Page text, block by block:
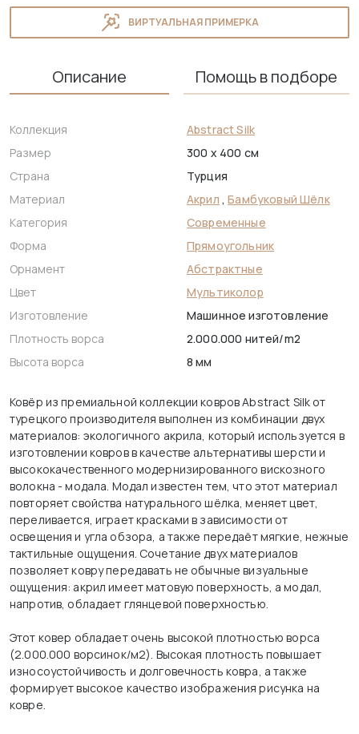
ВИРТУАЛЬНАЯ ПРИМЕРКА
Описание Помощь в подборе
Коллекция
Abstract Silk
Размер
300 x 400 см
Страна
Турция
Материал
Акрил ,Бамбуковый Шёлк
Категория
Современные
Форма
Прямоугольник
Орнамент
Абстрактные
Цвет
Мультиколор
Изготовление
Машинное изготовление
Плотность ворса
2.000.000 нитей/m2
Высота ворса
8 мм
Ковёр из премиальной коллекции ковров Abstract Silk от
турецкого производителя выполнен из комбинации двух
материалов: экологичного акрила, который используется в
изготовлении ковров в качестве альтернативы шерсти и
высококачественного модернизированного вискозного
волокна - модала. Модал известен тем, что этот материал
повторяет свойства натурального шёлка, меняет цвет,
переливается, играет красками в зависимости от
освещения и угла обзора, а также передаёт мягкие, нежные
тактильные ощущения. Сочетание двух материалов
позволяет ковру передавать не обычные визуальные
ощущения: акрил имеет матовую поверхность, а модал,
напротив, обладает глянцевой поверхностью.
Этот ковер обладает очень высокой плотностью ворса
(2.000.000 ворсинок/м2). Высокая плотность повышает
износоустойчивость и долговечность ковра, а также
формирует высокое качество изображения рисунка на
ковре.